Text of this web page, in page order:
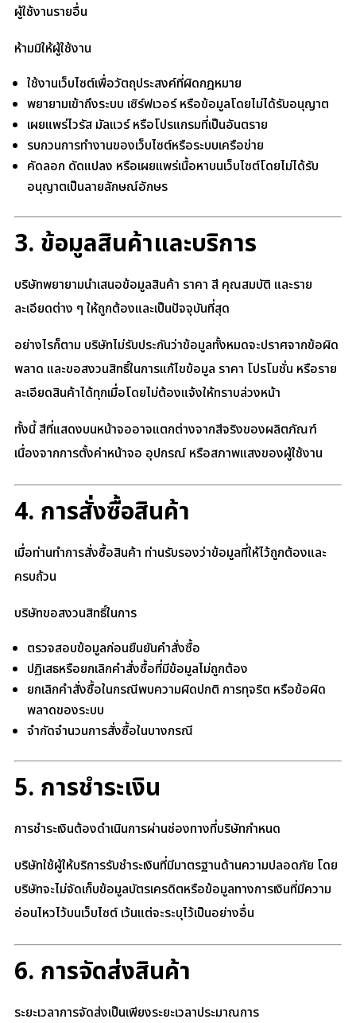
ผู้ใช้งานรายอื่น
ห้ามมิให้ผู้ใช้งาน
ใช้งานเว็บไซต์เพื่อวัตถุประสงค์ที่ผิดกฎหมาย
พยายามเข้าถึงระบบ เซิร์ฟเวอร์ หรือข้อมูลโดยไม่ได้รับอนุญาต
เผยแพร่ไวรัส มัลแวร์ หรือโปรแกรมที่เป็นอันตราย
รบกวนการทำงานของเว็บไซต์หรือระบบเครือข่าย
คัดลอก ดัดแปลง หรือเผยแพร่เนื้อหาบนเว็บไซต์โดยไม่ได้รับ
อนุญาตเป็นลายลักษณ์อักษร
3. ข้อมูลสินค้าและบริการ
บริษัทพยายามนำเสนอข้อมูลสินค้า ราคา สี คุณสมบัติ และราย
ละเอียดต่าง ๆ ให้ถูกต้องและเป็นปัจจุบันที่สุด
อย่างไรก็ตาม บริษัทไม่รับประกันว่าข้อมูลทั้งหมดจะปราศจากข้อผิด
พลาด และขอสงวนสิทธิ์ในการแก้ไขข้อมูล ราคา โปรโมชั่น หรือราย
ละเอียดสินค้าได้ทุกเมื่อโดยไม่ต้องแจ้งให้ทราบล่วงหน้า
ทั้งนี้ สีที่แสดงบนหน้าจออาจแตกต่างจากสีจริงของผลิตภัณฑ์
เนื่องจากการตั้งค่าหน้าจอ อุปกรณ์ หรือสภาพแสงของผู้ใช้งาน
4. การสั่งซื้อสินค้า
เมื่อท่านทำการสั่งซื้อสินค้า ท่านรับรองว่าข้อมูลที่ให้ไว้ถูกต้องและ
ครบถ้วน
บริษัทขอสงวนสิทธิ์ในการ
ตรวจสอบข้อมูลก่อนยืนยันคำสั่งซื้อ
ปฏิเสธหรือยกเลิกคำสั่งซื้อที่มีข้อมูลไม่ถูกต้อง
ยกเลิกคำสั่งซื้อในกรณีพบความผิดปกติ การทุจริต หรือข้อผิด
พลาดของระบบ
จำกัดจำนวนการสั่งซื้อในบางกรณี
5. การชำระเงิน
การชำระเงินต้องดำเนินการผ่านช่องทางที่บริษัทกำหนด
บริษัทใช้ผู้ให้บริการรับชำระเงินที่มีมาตรฐานด้านความปลอดภัย โดย
บริษัทจะไม่จัดเก็บข้อมูลบัตรเครดิตหรือข้อมูลทางการเงินที่มีความ
อ่อนไหวไว้บนเว็บไซต์ เว้นแต่จะระบุไว้เป็นอย่างอื่น
6. การจัดส่งสินค้า
ระยะเวลาการจัดส่งเป็นเพียงระยะเวลาประมาณการ